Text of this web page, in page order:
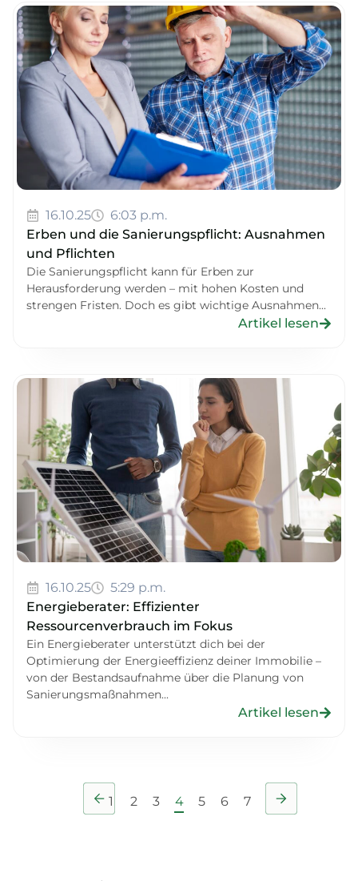
16.10.25
6:03 p.m.
Erben und die Sanierungspflicht: Ausnahmen
und Pflichten
Die Sanierungspflicht kann für Erben zur
Herausforderung werden – mit hohen Kosten und
strengen Fristen. Doch es gibt wichtige Ausnahmen...
Artikel lesen
16.10.25
5:29 p.m.
Energieberater: Effizienter
Ressourcenverbrauch im Fokus
Ein Energieberater unterstützt dich bei der
Optimierung der Energieeffizienz deiner Immobilie –
von der Bestandsaufnahme über die Planung von
Sanierungsmaßnahmen...
Artikel lesen
1 2 3 4 5 6 7